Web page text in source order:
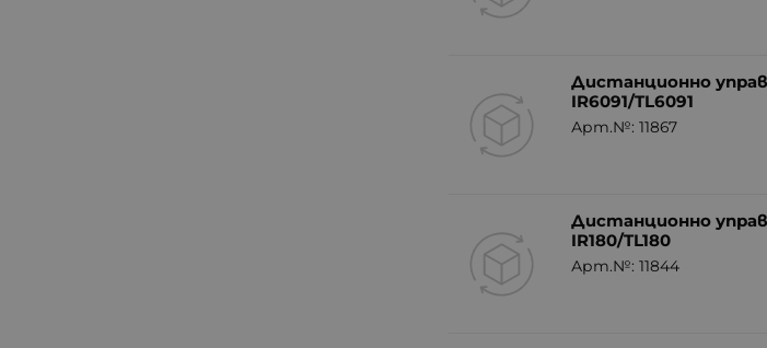
Дистанционно
IR6091/TL6091
Арт.№: 11867
Дистанционно
IR180/TL180
Арт.№: 11844